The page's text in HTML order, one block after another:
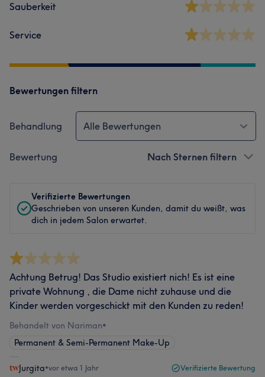
Sauberkeit
Service
Bewertungen filtern
Behandlung Alle Bewertungen
Bewertung Nach Sternen filtern
Verifizierte Bewertungen
Geschrieben von unseren Kunden, damit du weißt, was
dich in jedem Salon erwartet.
Achtung Betrug! Das Studio existiert nich! Es ist eine
private Wohnung , die Dame nicht zuhause und die
Kinder werden vorgeschickt mit den Kunden zu reden!
Behandelt von Nariman•
Permanent & Semi-Permanent Make-Up
Jurgita•vor etwa 1 Jahr Verifizierte Bewertung